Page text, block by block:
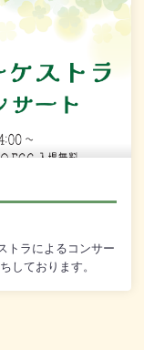
トラによるコンサー
しております。